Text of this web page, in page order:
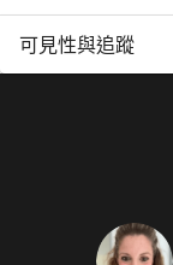
可見性與追蹤